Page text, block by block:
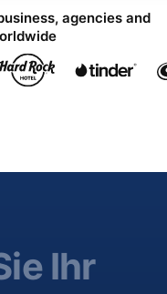
agencies and
Ihr